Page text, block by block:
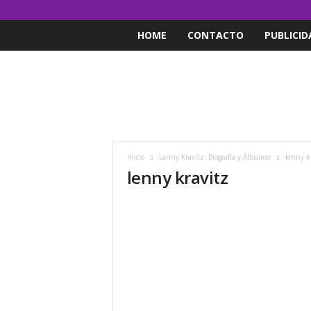
HOME CONTACTO
Inicio Lenny Kravitz: Biografía y Álbumes lenny
lenny kravitz